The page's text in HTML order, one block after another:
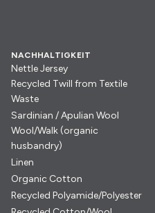
NACHHALTIGKEIT
Nettle Jersey
Recycled Twill from Textile
Waste
Sardinian / Apulian Wool
Wool/Walk (organic
husbandry)
Linen
Organic Cotton
Recycled Polyamide/Polyester